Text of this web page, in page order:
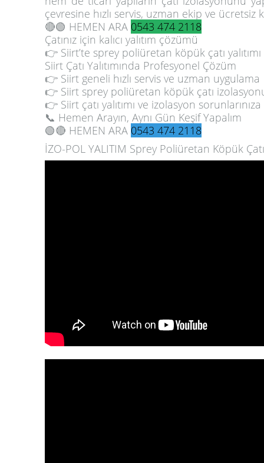
çevresine hızlı servis, uzman ekip ve ücretsiz
🔴🟢 HEMEN ARA 0543 474 2118
Çatınız için kalıcı yalıtım çözümü
👉 Siirt’te sprey poliüretan köpük çatı
Siirt Çatı Yalıtımında Profesyonel Çözüm
👉 Siirt geneli hızlı servis ve uzman uygulama
👉 Siirt sprey poliüretan köpük çatı izolasyonu
👉 Siirt çatı yalıtımı ve izolasyon sorunlarınıza
📞 Hemen Arayın, Aynı Gün Keşif Yapalım
🟢🔴 HEMEN ARA 0543 474 2118
İZO-POL YALITIM Sprey Poliüretan Köpük